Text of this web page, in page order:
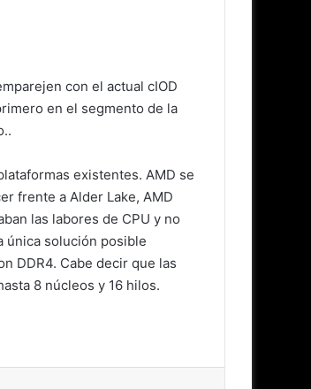
con el actual cIOD
en el segmento de la
existentes. AMD se
frente a Alder Lake, AMD
las labores de CPU y no
única solución posible
DDR4. Cabe decir que las
8 núcleos y 16 hilos.